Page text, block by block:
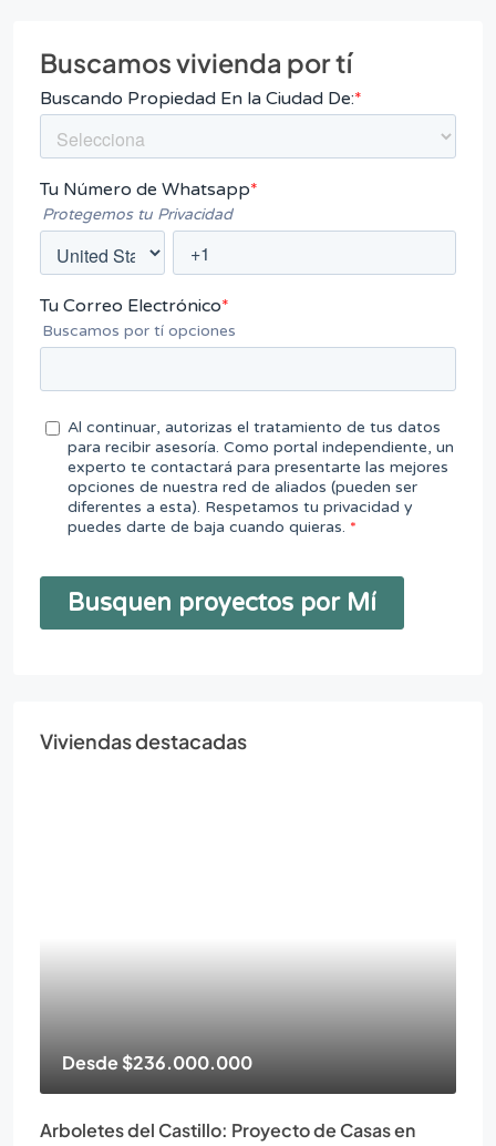
Buscamos vivienda por tí
Viviendas destacadas
Desde$236.000.000
Arboletes del Castillo: Proyecto de Casas en